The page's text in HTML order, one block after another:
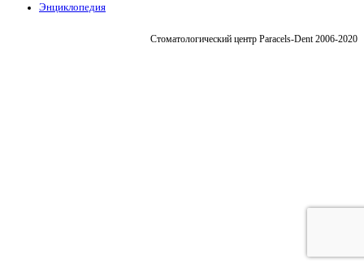
Энциклопедия
Стоматологический центр Paracels-Dent 2006-2020